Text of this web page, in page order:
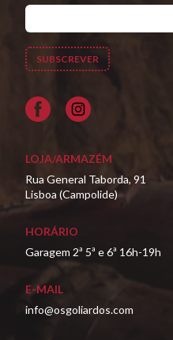
Facebook
LOJA/ARMAZÉM
Rua General Taborda, 91
Lisboa (Campolide)
HORÁRIO
Garagem 2ª 5ª e 6ª 16h-19h
E-MAIL
info@osgoliardos.com